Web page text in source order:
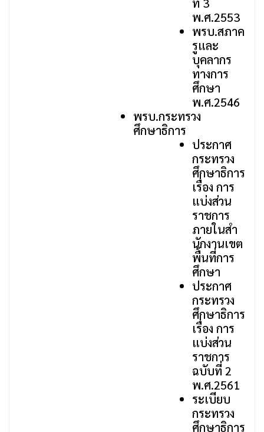
พ.ศ.2553
พรบ.สภาค
รูและ
บุคลากร
ทางการ
ศึกษา
พ.ศ.2546
พรบ.กระทรวง
ศึกษาธิการ
ประกาศ
กระทรวง
ศึกษาธิการ
เรื่อง การ
แบ่งส่วน
ราชการ
ภายในสํา
นักงานเขต
พื้นที่การ
ศึกษา
ประกาศ
กระทรวง
ศึกษาธิการ
เรื่อง การ
แบ่งส่วน
ราชการ
ฉบับที่ 2
พ.ศ.2561
ระเบียบ
กระทรวง
ศึกษาธิการ